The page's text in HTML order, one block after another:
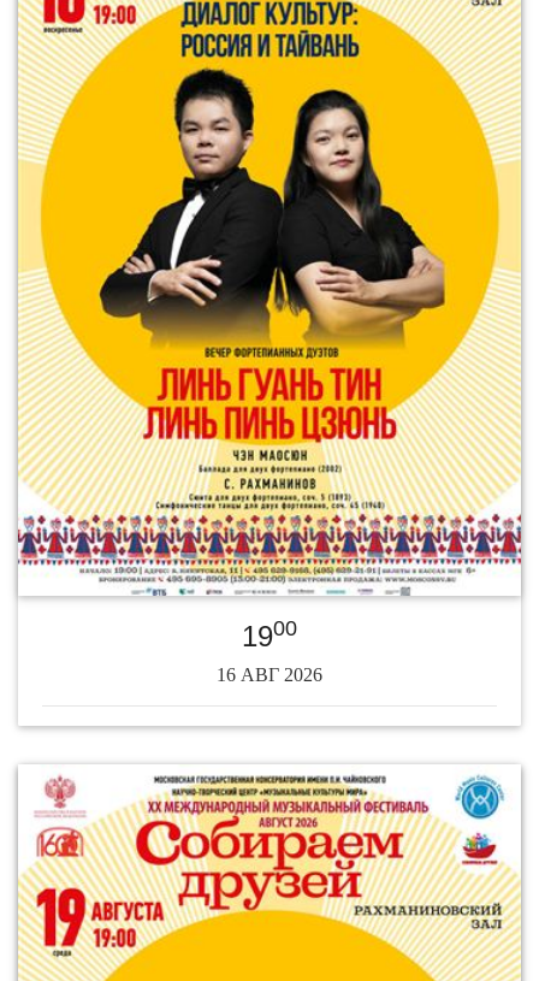
1900
16 АВГ 2026